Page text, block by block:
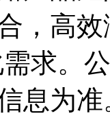
，高
求。
息为